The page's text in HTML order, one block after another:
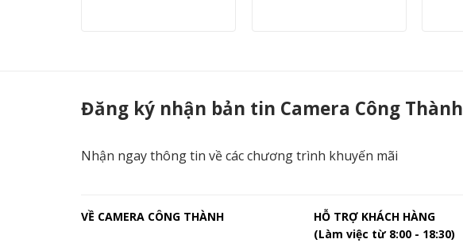
Đăng ký nhận bản tin Camera Công Thành
Nhận ngay thông tin về các chương trình khuyến mãi
VỀ CAMERA CÔNG THÀNH
HỖ TRỢ KHÁCH HÀNG
(Làm việc từ 8:00 - 18:30)